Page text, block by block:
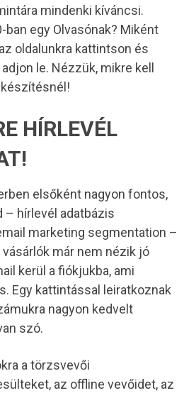
mindenki kíváncsi.
egy Olvasónak? Miként
oldalunkra kattintson és
le. Nézzük, mikre kell
HÍRLEVÉL
elsőként nagyon fontos,
– hírlevél adatbázis
marketing segmentation –
már nem nézik jó
kerül a fiókjukba, ami
Egy kattintással leiratkoznak
nagyon kedvelt
szó.
a törzsvevői
az offline vevőidet, az